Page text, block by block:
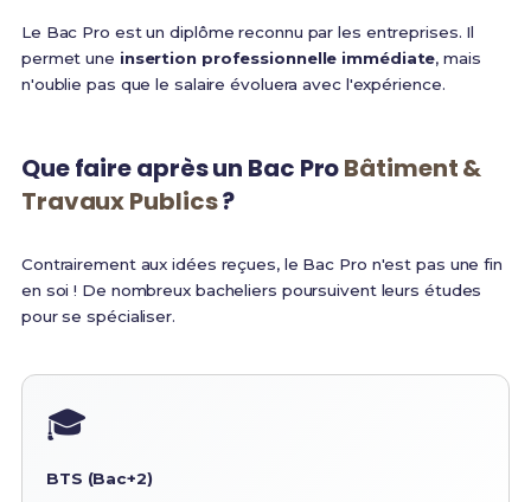
Le Bac Pro est un diplôme reconnu par les entreprises. Il
permet une insertion professionnelle immédiate, mais
n'oublie pas que le salaire évoluera avec l'expérience.
Que faire après un Bac ProBâtiment &
Travaux Publics?
Contrairement aux idées reçues, le Bac Pro n'est pas une fin
en soi ! De nombreux bacheliers poursuivent leurs études
pour se spécialiser.
🎓
BTS (Bac+2)